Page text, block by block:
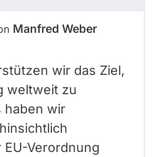
Manfred Weber
wir das Ziel,
weltweit zu
haben wir
Verordnung